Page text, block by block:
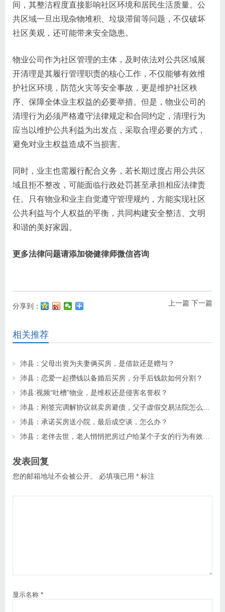
间，其整洁程度直接影响社区环境和居民生活质量。公
共区域一旦出现杂物堆积、垃圾滞留等问题，不仅破坏
社区美观，还可能带来安全隐患。
物业公司作为社区管理的主体，及时依法对公共区域展
开清理是其履行管理职责的核心工作，不仅能够有效维
护社区环境，防范火灾等安全事故，更是维护社区秩
序、保障全体业主权益的必要举措。但是，物业公司的
清理行为必须严格遵守法律规定和合同约定，清理行为
应当以维护公共利益为出发点，采取合理必要的方式，
避免对业主权益造成不当损害。
同时，业主也需履行配合义务，若长期过度占用公共区
域且拒不整改，可能面临行政处罚甚至承担相应法律责
任。只有物业和业主自觉遵守管理规约，方能实现社区
公共利益与个人权益的平衡，共同构建安全整洁、文明
和谐的美好家园。
更多法律问题请添加饶健律师微信咨询
上一篇 下一篇
分享到：
相关推荐
沛县：父母出资为夫妻俩买房，是借款还是赠与？
沛县：恋爱一起攒钱以备婚后买房，分手后钱款如何分割？
沛县:视频“吐槽”物业，是维权还是侵害名誉权？
沛县：承诺买房送小院，最后成空谈，怎么办？
发表回复
您的邮箱地址不会被公开。 必填项已用 * 标注
显示名称 *